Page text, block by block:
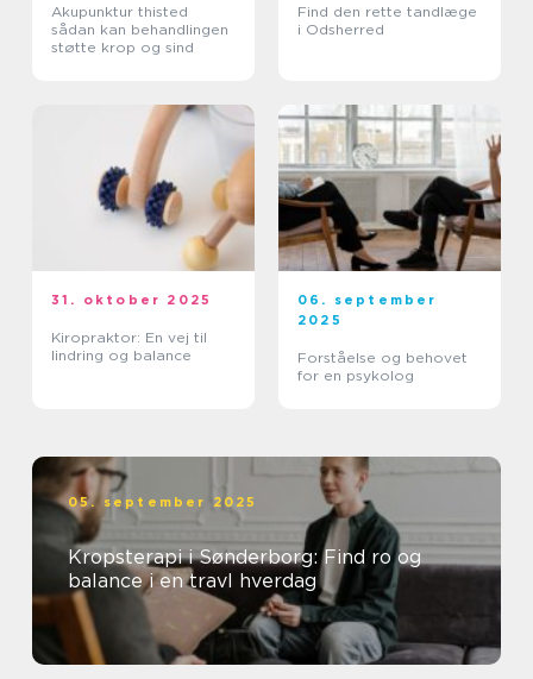
Akupunktur thisted
sådan kan behandlingen
støtte krop og sind
Find den rette tandlæge
i Odsherred
31. oktober 2025
Kiropraktor: En vej til
lindring og balance
06. september
2025
Forståelse og behovet
for en psykolog
05. september 2025
Kropsterapi i Sønderborg: Find ro og
balance i en travl hverdag